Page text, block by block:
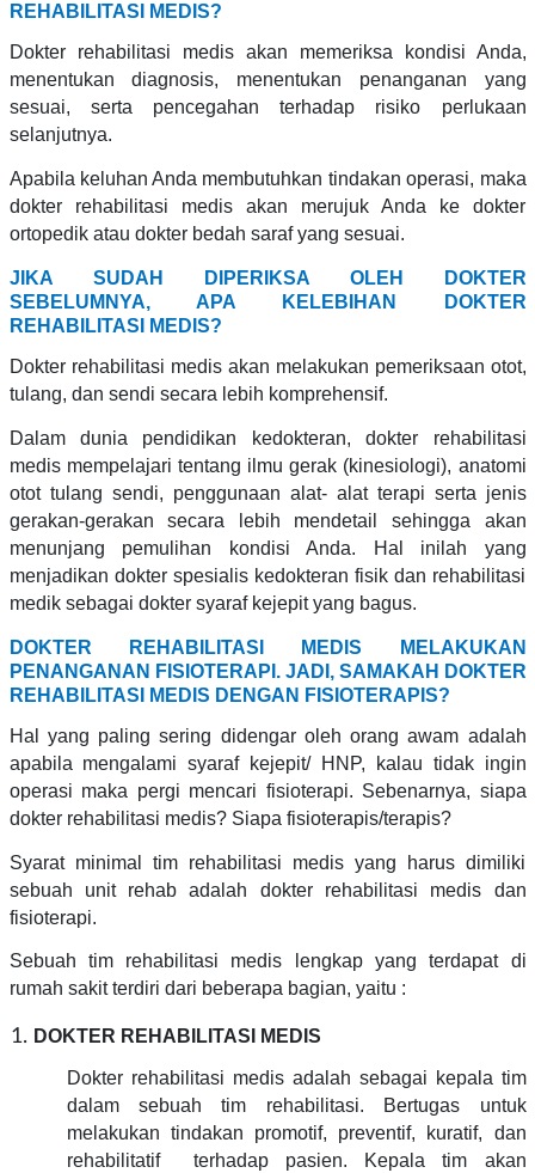
REHABILITASI MEDIS?
Dokter rehabilitasi medis akan memeriksa kondisi Anda,
menentukan diagnosis, menentukan penanganan yang
sesuai, serta pencegahan terhadap risiko perlukaan
selanjutnya.
Apabila keluhan Anda membutuhkan tindakan operasi, maka
dokter rehabilitasi medis akan merujuk Anda ke dokter
ortopedik atau dokter bedah saraf yang sesuai.
JIKA SUDAH DIPERIKSA OLEH DOKTER
SEBELUMNYA, APA KELEBIHAN DOKTER
REHABILITASI MEDIS?
Dokter rehabilitasi medis akan melakukan pemeriksaan otot,
tulang, dan sendi secara lebih komprehensif.
Dalam dunia pendidikan kedokteran, dokter rehabilitasi
medis mempelajari tentang ilmu gerak (kinesiologi), anatomi
otot tulang sendi, penggunaan alat- alat terapi serta jenis
gerakan-gerakan secara lebih mendetail sehingga akan
menunjang pemulihan kondisi Anda. Hal inilah yang
menjadikan dokter spesialis kedokteran fisik dan rehabilitasi
medik sebagai dokter syaraf kejepit yang bagus.
DOKTER REHABILITASI MEDIS MELAKUKAN
PENANGANAN FISIOTERAPI. JADI, SAMAKAH DOKTER
REHABILITASI MEDIS DENGAN FISIOTERAPIS?
Hal yang paling sering didengar oleh orang awam adalah
apabila mengalami syaraf kejepit/ HNP, kalau tidak ingin
operasi maka pergi mencari fisioterapi. Sebenarnya, siapa
dokter rehabilitasi medis? Siapa fisioterapis/terapis?
Syarat minimal tim rehabilitasi medis yang harus dimiliki
sebuah unit rehab adalah dokter rehabilitasi medis dan
fisioterapi.
Sebuah tim rehabilitasi medis lengkap yang terdapat di
rumah sakit terdiri dari beberapa bagian, yaitu :
DOKTER REHABILITASI MEDIS
Dokter rehabilitasi medis adalah sebagai kepala tim
dalam sebuah tim rehabilitasi. Bertugas untuk
melakukan tindakan promotif, preventif, kuratif, dan
rehabilitatif terhadap pasien. Kepala tim akan